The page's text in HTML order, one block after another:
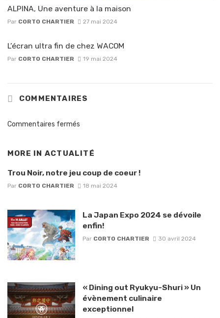
ALPINA, Une aventure à la maison
Par CORTO CHARTIER 27 mai 2024
L’écran ultra fin de chez WACOM
Par CORTO CHARTIER 19 mai 2024
COMMENTAIRES
Commentaires fermés
MORE IN ACTUALITÉ
Trou Noir, notre jeu coup de coeur !
Par CORTO CHARTIER 18 mai 2024
La Japan Expo 2024 se dévoile
enfin!
Par CORTO CHARTIER 30 avril 2024
« Dining out Ryukyu-Shuri » Un
évènement culinaire
exceptionnel